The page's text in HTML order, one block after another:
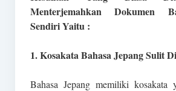
Menterjemahkan Dokumen
Sendiri Yaitu :
1. Kosakata Bahasa Jepang Sulit
Bahasa Jepang memiliki kosakata